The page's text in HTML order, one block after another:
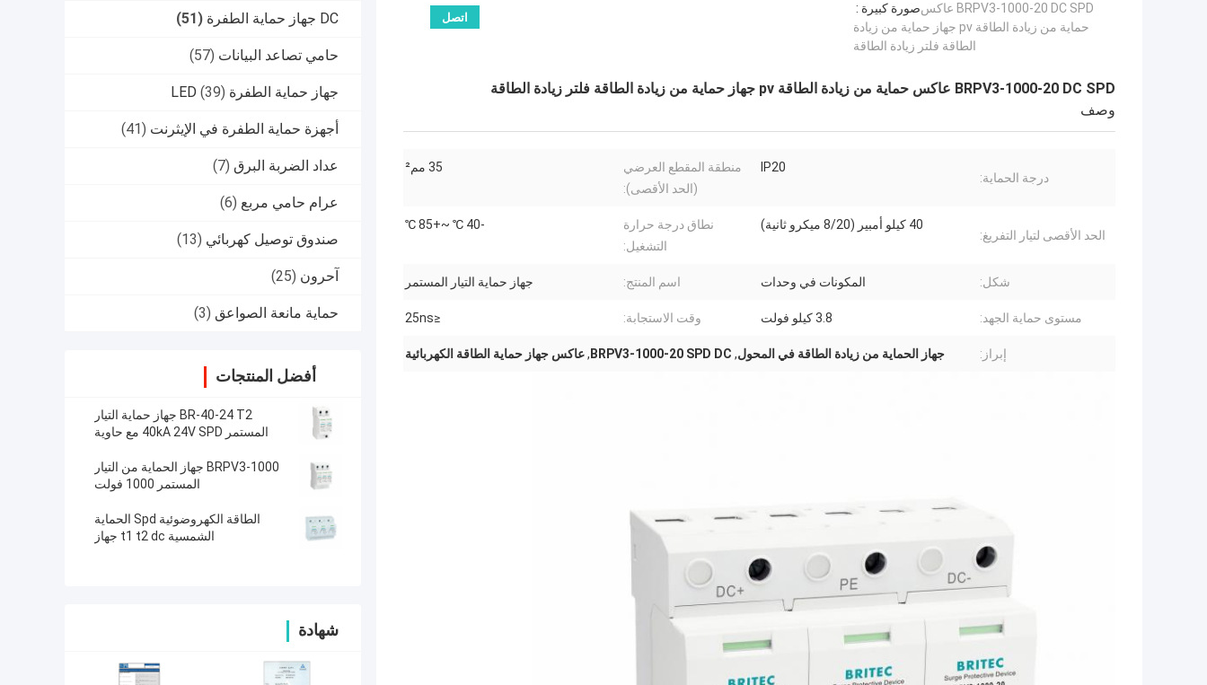
DC جهاز حماية الطفرة (51)
حامي تصاعد البيانات (57)
جهاز حماية الطفرة LED (39)
أجهزة حماية الطفرة في الإيثرنت (41)
عداد الضربة البرق (7)
عرام حامي مربع (6)
صندوق توصيل كهربائي (13)
آحرون (25)
حماية مانعة الصواعق (3)
أفضل المنتجات
BR-40-24 T2 جهاز حماية التيار
المستمر 40kA 24V SPD مع حاوية
BRPV3-1000 جهاز الحماية من التيار
المستمر 1000 فولت
الطاقة الكهروضوئية Spd الحماية
الشمسية t1 t2 dc جهاز
شهادة
صورة كبيرة :BRPV3-1000-20 DC SPD عاكس
حماية من زيادة الطاقة pv جهاز حماية من زيادة
الطاقة فلتر زيادة الطاقة
اتصل
BRPV3-1000-20 DC SPD عاكس حماية من زيادة الطاقة pv جهاز حماية من زيادة الطاقة فلتر زيادة الطاقة
وصف
درجة الحماية:
IP20
منطقة المقطع العرضي
(الحد الأقصى):
35 مم²
الحد الأقصى لتيار التفريغ:
40 كيلو أمبير (8/20 ميكرو ثانية)
نطاق درجة حرارة
التشغيل:
-40 ℃ ~+85 ℃
شكل: المكونات في وحدات اسم المنتج: جهاز حماية التيار المستمر
مستوى حماية الجهد: 3.8 كيلو فولت وقت الاستجابة: ≤25ns
إبراز: جهاز الحماية من زيادة الطاقة في المحول,
BRPV3-1000-20 SPD DC
,عاكس جهاز حماية الطاقة الكهربائية